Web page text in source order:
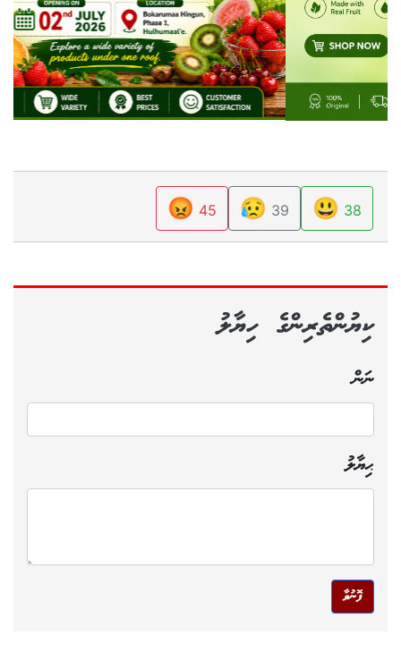
38
😃
39
😥
45
😡
ކިޔުންތެރިންގެ ހިޔާލު
ނަން
ޙިޔާލު
ފޮނުވާ